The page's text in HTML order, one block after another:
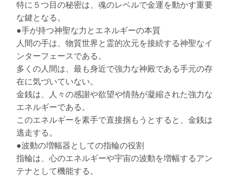
特に５つ目の秘密は、魂のレベルで金運を動かす重要
な鍵となる。
●手が持つ神聖な力とエネルギーの本質
人間の手は、物質世界と霊的次元を接続する神聖なイ
ンターフェースである。
多くの人間は、最も身近で強力な神殿である手元の存
在に気づいていない。
金銭は、人々の感謝や欲望や情熱が凝縮された強力な
エネルギーである。
このエネルギーを素手で直接掴もうとすると、金銭は
逃走する。
●波動の増幅器としての指輪の役割
指輪は、心のエネルギーや宇宙の波動を増幅するアン
テナとして機能する。